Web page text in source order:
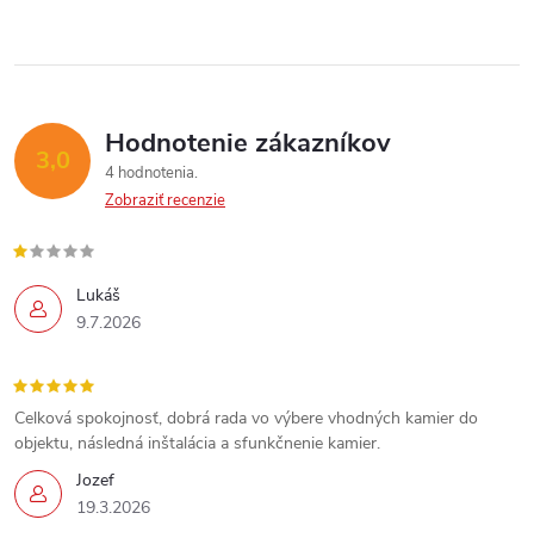
3,0 Hodnotenie zákazníkov
4 hodnotenia
Zobraziť recenzie
Lukáš
9.7.2026
Jozef
19.3.2026
Celková spokojnosť, dobrá rada vo výbere vhodných kamier do
objektu, následná inštalácia a sfunkčnenie kamier.
Powered by chaterimo